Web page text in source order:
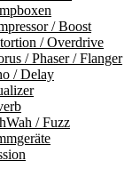
/ Boost
/ Overdrive
/ Phaser / Flanger
/ Delay
/ Fuzz